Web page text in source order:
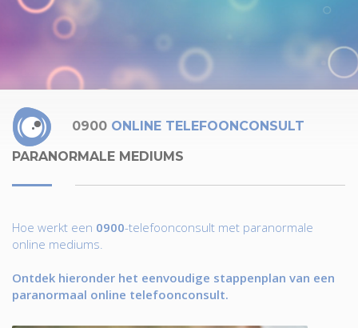
0900 ONLINE TELEFOONCONSULT
PARANORMALE MEDIUMS
Hoe werkt een 0900-telefoonconsult met paranormale
online mediums.
Ontdek hieronder het eenvoudige stappenplan van een
paranormaal online telefoonconsult.